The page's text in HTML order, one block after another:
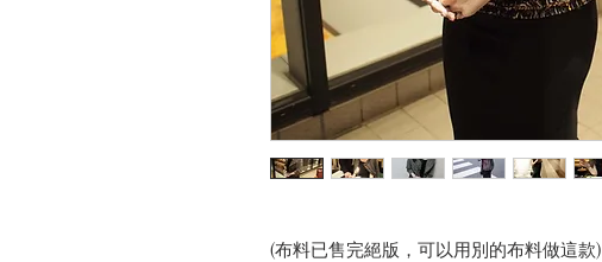
(布料已售完絕版，可以用別的布料做這款)